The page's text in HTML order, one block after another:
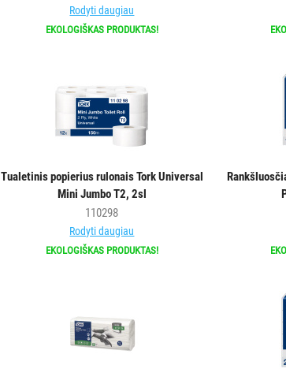
Rodyti daugiau
EKOLOGIŠKAS PRODUKTAS!
Tualetinis popierius rulonais Tork Universal
Mini Jumbo T2, 2sl
110298
Rodyti daugiau
EKOLOGIŠKAS PRODUKTAS!